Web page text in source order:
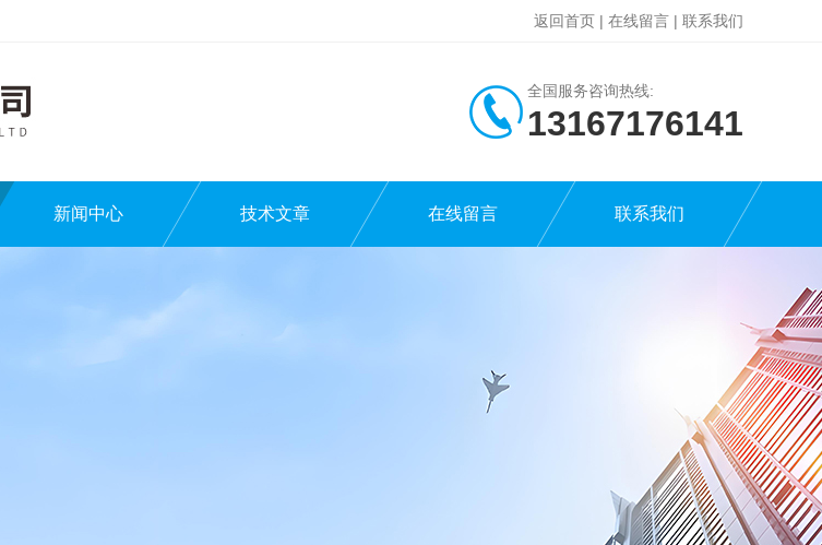
返回首页 | 在线留言 | 联系我们
全国服务咨询热线:
13167176141
新闻中心 技术文章 在线留言 联系我们